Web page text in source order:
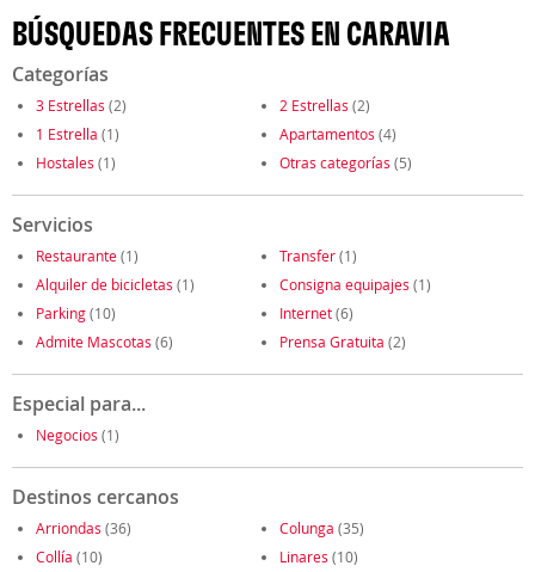
BÚSQUEDAS FRECUENTES EN CARAVIA
Categorías
3 Estrellas (2) 2 Estrellas (2)
1 Estrella (1) Apartamentos (4)
Hostales (1) Otras categorías (5)
Servicios
Restaurante(1) Transfer(1)
Alquiler de bicicletas (1) Consigna equipajes (1)
Parking(10) Internet(6)
Admite Mascotas (6) Prensa Gratuita (2)
Especial para...
Negocios (1)
Destinos cercanos
Arriondas (36) Colunga (35)
Collía (10) Linares (10)